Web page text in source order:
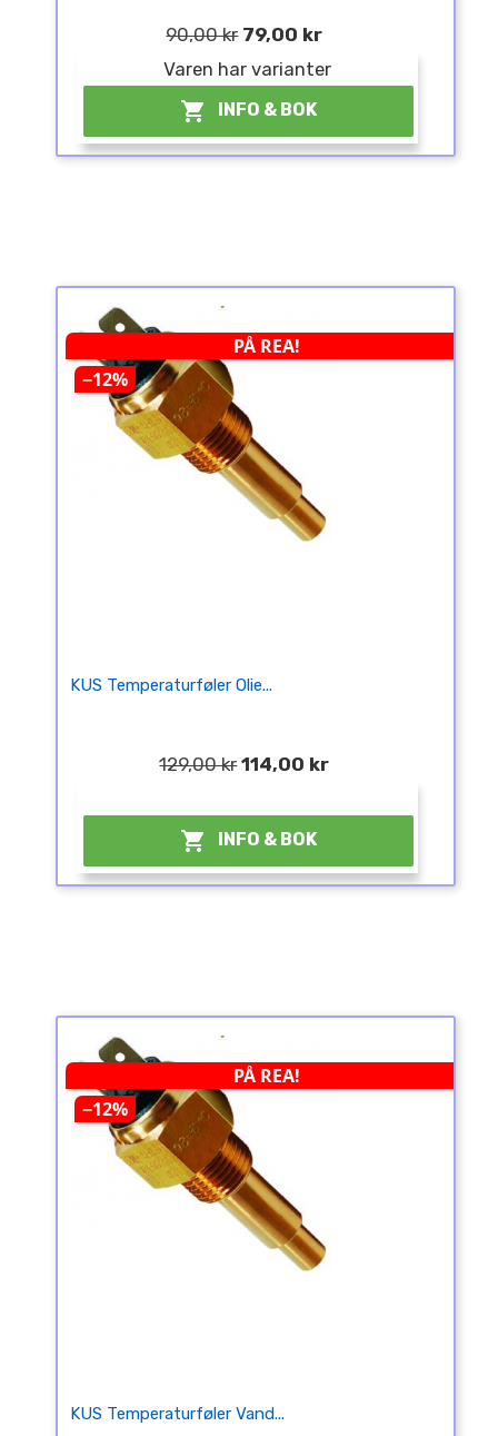
90,00 kr 79,00 kr
Varen har varianter
 INFO & BOK
PÅ REA!
−12%
KUS Temperaturføler Olie...
129,00 kr 114,00 kr
 INFO & BOK
PÅ REA!
−12%
KUS Temperaturføler Vand...